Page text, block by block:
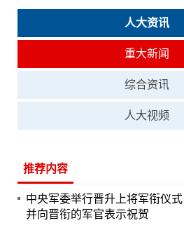
人大资讯
重大新闻
综合资讯
人大视频
推荐内容
中央军委举行晋升上将军衔仪
并向晋衔的军官表示祝贺